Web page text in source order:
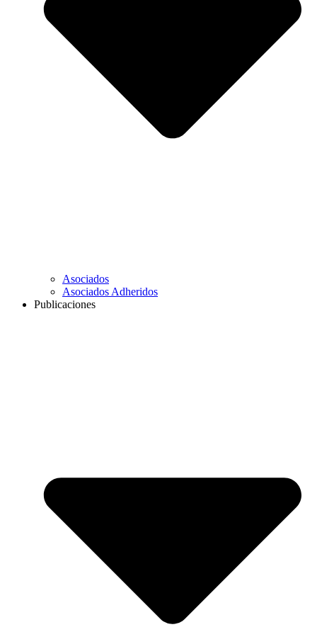
Asociados
Asociados Adheridos
Publicaciones